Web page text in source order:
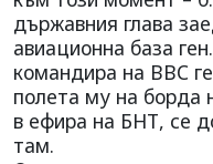
държавния глава
авиационна база
командира на ВВС
полета му на борда
в ефира на БНТ, се
там.